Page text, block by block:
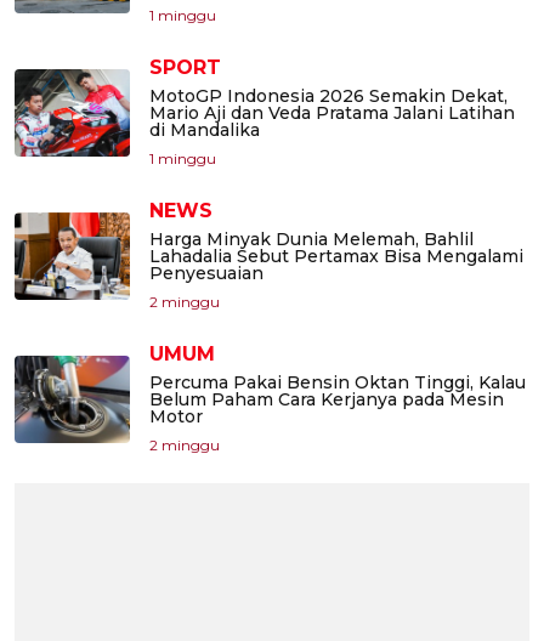
1 minggu
SPORT
MotoGP Indonesia 2026 Semakin Dekat,
Mario Aji dan Veda Pratama Jalani Latihan
di Mandalika
1 minggu
NEWS
Harga Minyak Dunia Melemah, Bahlil
Lahadalia Sebut Pertamax Bisa Mengalami
Penyesuaian
2 minggu
UMUM
Percuma Pakai Bensin Oktan Tinggi, Kalau
Belum Paham Cara Kerjanya pada Mesin
Motor
2 minggu